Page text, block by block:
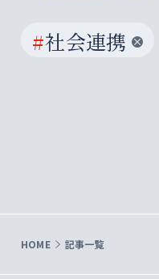
#社会連携
HOME 記事一覧